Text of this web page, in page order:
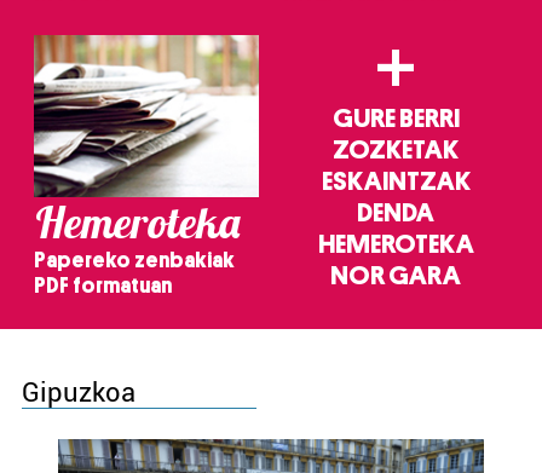
Hemeroteka
Papereko zenbakiak
PDF formatuan
+
GURE BERRI
ZOZKETAK
ESKAINTZAK
DENDA
HEMEROTEKA
NOR GARA
Gipuzkoa